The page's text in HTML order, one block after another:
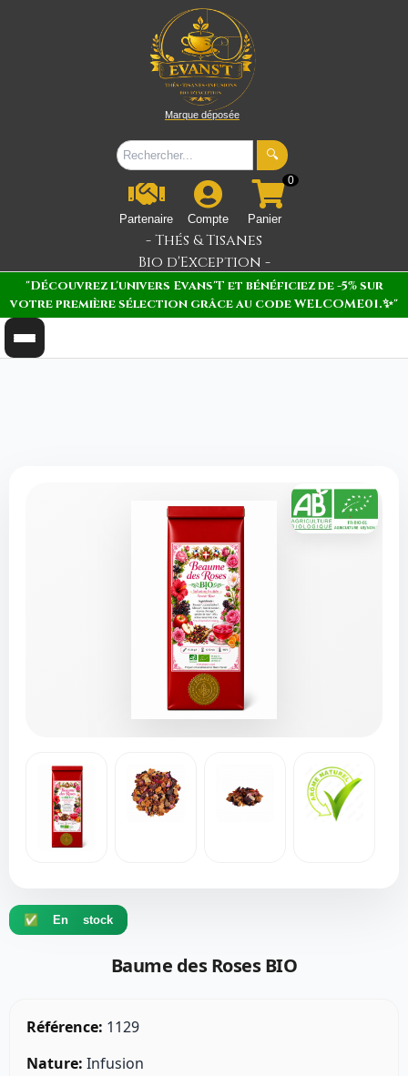
Marque déposée
🔍
Partenaire Compte
0
Panier
- Thés & Tisanes
Bio d'Exception -
"Découvrez l'univers Evans'T et bénéficiez de -5% sur
votre première sélection grâce au code WELCOME01.✨"
✅ En stock
Baume des Roses BIO
Référence: 1129
Nature: Infusion